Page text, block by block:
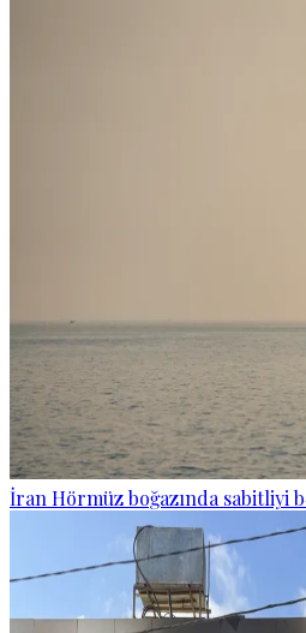
İran Hörmüz boğazında sabitliyi